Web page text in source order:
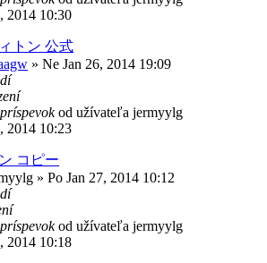
2014 10:30
トン 公式
» Ne Jan 26, 2014 19:09
od užívateľa jermyylg
2014 10:23
コピー
» Po Jan 27, 2014 10:12
od užívateľa jermyylg
2014 10:18